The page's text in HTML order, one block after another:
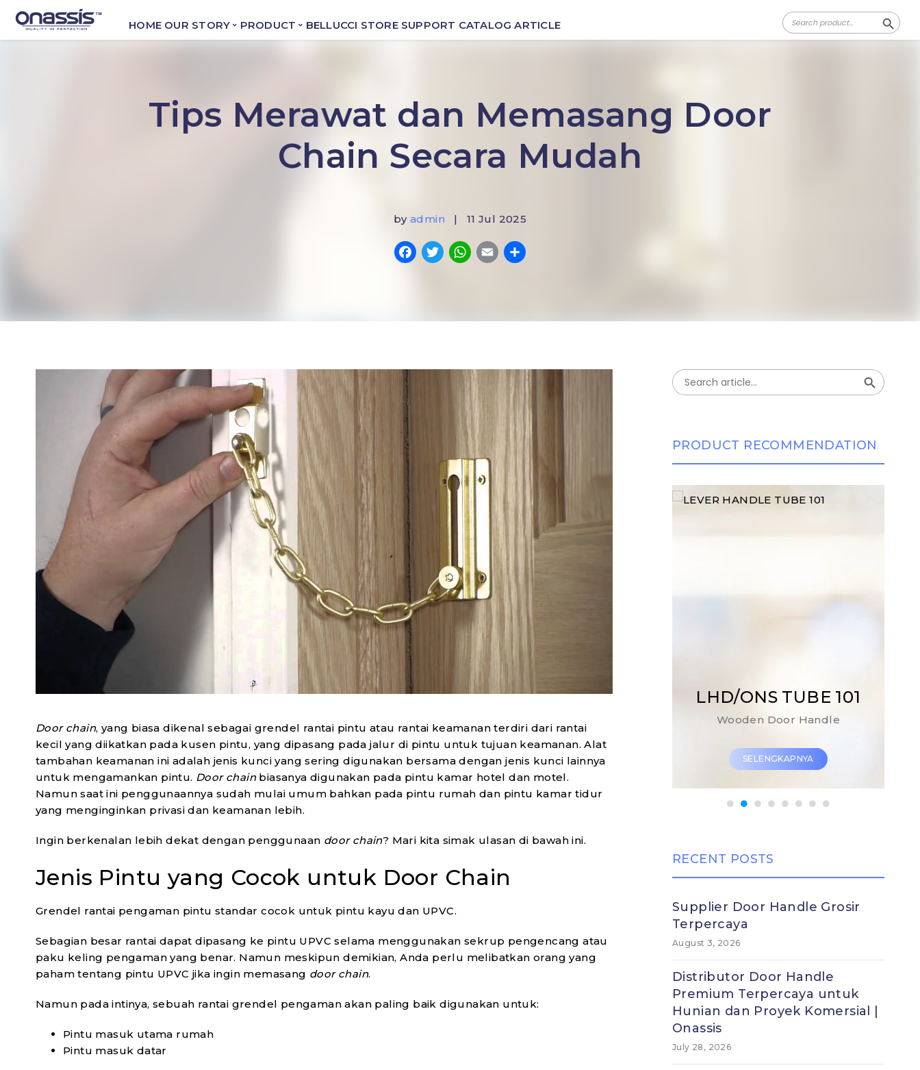
HOME OUR STORY PRODUCT BELLUCCI STORE SUPPORT CATALOG ARTICLE
Search
for: Search
Tips Merawat dan Memasang Door
Chain Secara Mudah
by admin | 11 Jul 2025
Facebook
Twitter
WhatsApp
Email
Door chain, yang biasa dikenal sebagai grendel rantai pintu atau rantai keamanan terdiri dari rantai
kecil yang diikatkan pada kusen pintu, yang dipasang pada jalur di pintu untuk tujuan keamanan. Alat
tambahan keamanan ini adalah jenis kunci yang sering digunakan bersama dengan jenis kunci lainnya
untuk mengamankan pintu. Door chainbiasanya digunakan pada pintu kamar hotel dan motel.
Namun saat ini penggunaannya sudah mulai umum bahkan pada pintu rumah dan pintu kamar tidur
yang menginginkan privasi dan keamanan lebih.
Ingin berkenalan lebih dekat dengan penggunaan door chain? Mari kita simak ulasan di bawah ini.
Jenis Pintu yang Cocok untuk Door Chain
Grendel rantai pengaman pintu standar cocok untuk pintu kayu dan UPVC.
Sebagian besar rantai dapat dipasang ke pintu UPVC selama menggunakan sekrup pengencang atau
paku keling pengaman yang benar. Namun meskipun demikian, Anda perlu melibatkan orang yang
paham tentang pintu UPVC jika ingin memasang door chain.
Namun pada intinya, sebuah rantai grendel pengaman akan paling baik digunakan untuk:
Pintu masuk utama rumah
Pintu masuk datar
Search
for:
Search Button
PRODUCT RECOMMENDATION
SMART ROBOT
SMH/ONS LASER BOT M8
SELENGKAPNYA
SMART IR REMOTE
SELENGKAPNYA
LHD/ONS TUBE 101
SELENGKAPNYA
Two way audio One way video
call.
SELENGKAPNYA
RECENT POSTS
Supplier Door Handle Grosir
Terpercaya
August 3, 2026
Distributor Door Handle
Premium Terpercaya untuk
Hunian dan Proyek Komersial |
Onassis
July 28, 2026